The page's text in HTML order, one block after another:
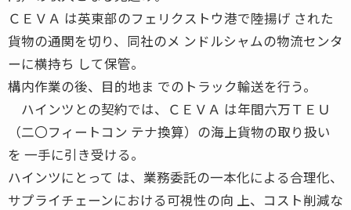
ＣＥＶＡ は英東部のフェリクストウ港で陸揚げ された
貨物の通関を切り、同社のメ ンドルシャムの物流センタ
ーに横持ち して保管。
構内作業の後、目的地ま でのトラック輸送を行う。
ハインツとの契約では、ＣＥＶＡ は年間六万ＴＥＵ
（二〇フィートコン テナ換算）の海上貨物の取り扱い
を 一手に引き受ける。
ハインツにとって は、業務委託の一本化による合理化、
サプライチェーンにおける可視性の向 上、コスト削減な